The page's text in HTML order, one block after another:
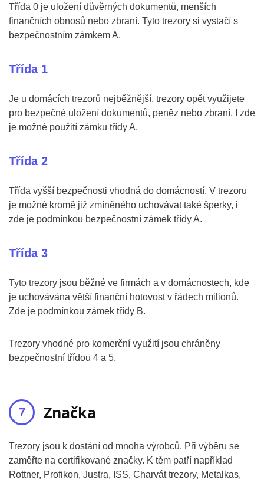
Třída 0 je uložení důvěrných dokumentů, menších
finančních obnosů nebo zbraní. Tyto trezory si vystačí s
bezpečnostním zámkem A.
Třída 1
Je u domácích trezorů nejběžnější, trezory opět využijete
pro bezpečné uložení dokumentů, peněz nebo zbraní. I zde
je možné použití zámku třídy A.
Třída 2
Třída vyšší bezpečnosti vhodná do domácností. V trezoru
je možné kromě již zmíněného uchovávat také šperky, i
zde je podmínkou bezpečnostní zámek třídy A.
Třída 3
Tyto trezory jsou běžné ve firmách a v domácnostech, kde
je uchovávána větší finanční hotovost v řádech milionů.
Zde je podmínkou zámek třídy B.
Trezory vhodné pro komerční využití jsou chráněny
bezpečnostní třídou 4 a 5.
Značka
Trezory jsou k dostání od mnoha výrobců. Při výběru se
zaměřte na certifikované značky. K těm patří například
Rottner, Profikon, Justra, ISS, Charvát trezory, Metalkas,